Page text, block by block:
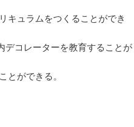
キュラムをつくることができ
デコレーターを教育することが
ができる。